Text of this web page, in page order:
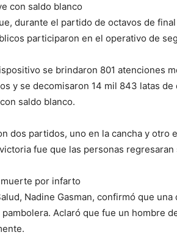
con saldo blanco
durante el partido de octavos de
participaron en el operativo de
se brindaron 801 atenciones
y se decomisaron 14 mil 843 latas de
saldo blanco.
dos partidos, uno en la cancha y otro
fue que las personas regresaran
por infarto
Nadine Gasman, confirmó que
Aclaró que fue un hombre